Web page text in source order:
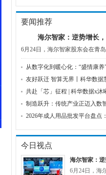
要闻推荐
海尔智家：逆势增长
6月24日，海尔智家股东会在青
从数字化到暖心化：“盛情康
友好跃迁 智算无界丨科华数据
共赴「芯」征程 | 科华数据x沐
制造跃升：传统产业正迈入数
2026年成人用品批发平台盘点
今日视点
海尔智家：
6月24日，海